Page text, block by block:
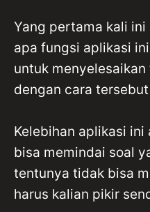
Yang pertama kali
apa fungsi aplikasi
untuk
dengan cara
Kelebihan aplikasi
bisa memindai soal
tentunya tidak bisa
harus kalian pikir